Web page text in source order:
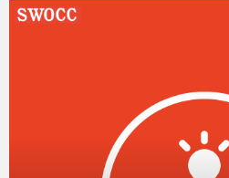
Lees